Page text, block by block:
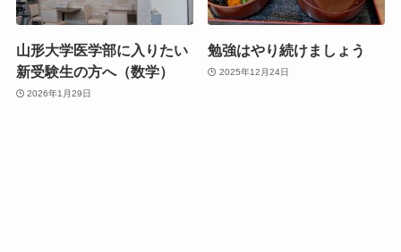
山形大学医学部に入りたい
新受験生の方へ（数学）
2026年1月29日
勉強はやり続けましょう
2025年12月24日